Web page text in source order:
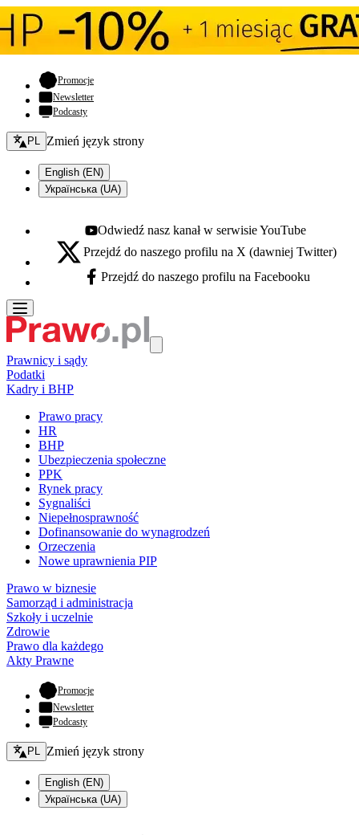
Promocje- otwiera się w nowej karcie
Newsletter
Podcasty
Zmień język - bieżący:
PL Zmień język strony
English (EN)
Українська (UA)
Youtube - otwiera się w nowej karcie
Odwiedź nasz kanał w serwisie YouTube
X - otwiera się w nowej karcie
Przejdź do naszego profilu na X (dawniej Twitter)
Facebook - otwiera się w nowej karcie
Przejdź do naszego profilu na Facebooku
Prawnicy i sądy
Podatki
Kadry i BHP
Prawo pracy
HR
BHP
Ubezpieczenia społeczne
PPK
Rynek pracy
Sygnaliści
Niepełnosprawność
Dofinansowanie do wynagrodzeń
Orzeczenia
Nowe uprawnienia PIP
Prawo w biznesie
Samorząd i administracja
Szkoły i uczelnie
Zdrowie
Prawo dla każdego
Akty Prawne
Promocje- otwiera się w nowej karcie
Newsletter
Podcasty
Zmień język - bieżący:
PL Zmień język strony
English (EN)
Українська (UA)